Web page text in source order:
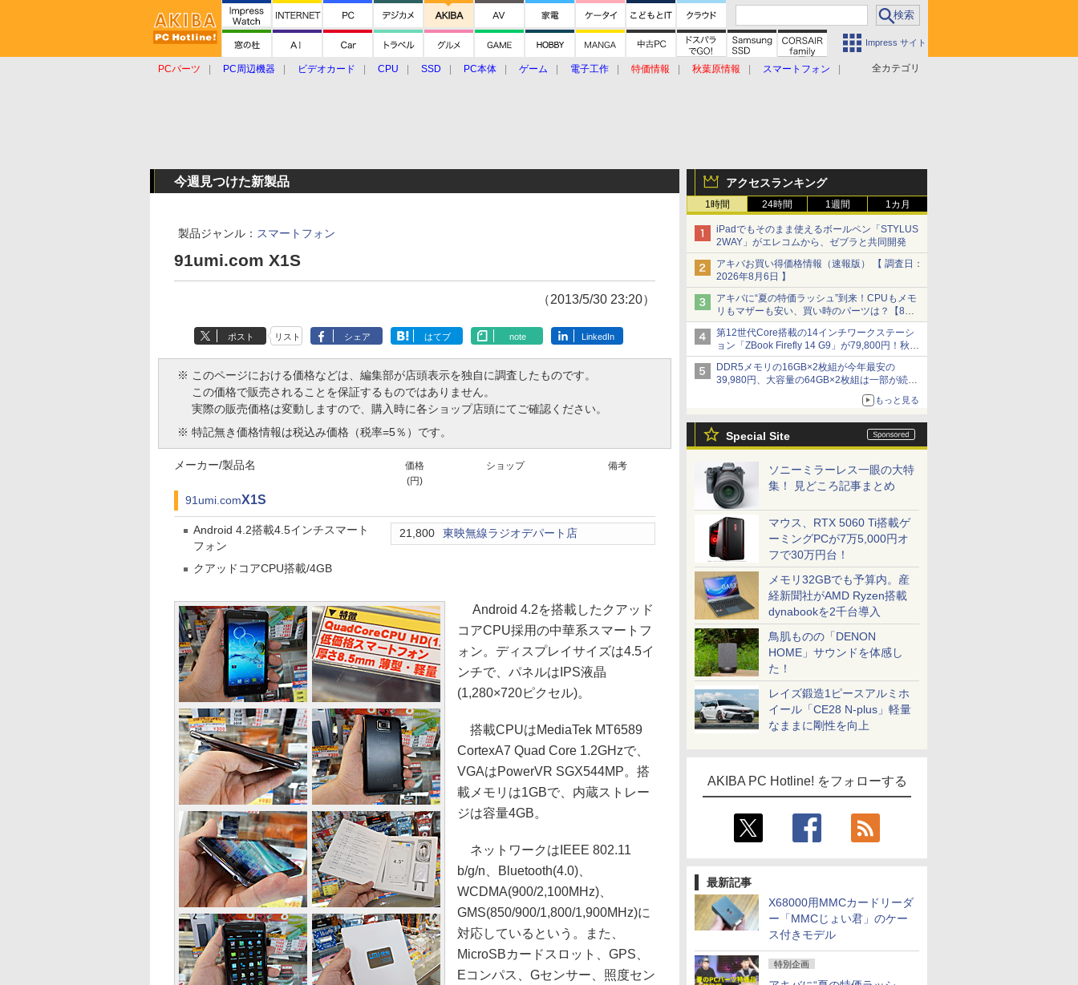
Impress サイト
全カテゴリ
PCパーツ PC周辺機器 ビデオカード CPU SSD PC本体 ゲーム 電子工作 特価情報 秋葉原情報
スマートフォン
アクセスランキング
1時間 24時間 1週間 1カ月
iPadでもそのまま使えるボールペン「STYLUS
2WAY」がエレコムから、ゼブラと共同開発
アキバお買い得価格情報（速報版） 【 調査日：
2026年8月6日 】
アキバに“夏の特価ラッシュ”到来！CPUもメモ
リもマザーも安い、買い時のパーツは？【8月7
日(金)22時配信】
第12世代Core搭載の14インチワークステーシ
ョン「ZBook Firefly 14 G9」が79,800円！秋葉
原で中古PCセール
DDR5メモリの16GB×2枚組が今年最安の
39,980円、大容量の64GB×2枚組は一部が続騰
もっと見る
Special Site
ソニーミラーレス一眼の大特
集！ 見どころ記事まとめ
マウス、RTX 5060 Ti搭載ゲ
ーミングPCが7万5,000円オ
フで30万円台！
メモリ32GBでも予算内。産
経新聞社がAMD Ryzen搭載
dynabookを2千台導入
鳥肌ものの「DENON
HOME」サウンドを体感し
た！
レイズ鍛造1ピースアルミホ
イール「CE28 N-plus」軽量
なままに剛性を向上
AKIBA PC Hotline! をフォローする
最新記事
X68000用MMCカードリーダ
ー「MMCじょい君」のケー
ス付きモデル
特別企画
今週見つけた新製品
製品ジャンル： スマートフォン
91umi.com X1S
（2013/5/30 23:20）
ポスト リスト シェア はてブ note LinkedIn
※ このページにおける価格などは、編集部が店頭表示を独自に調査したものです。
この価格で販売されることを保証するものではありません。
実際の販売価格は変動しますので、購入時に各ショップ店頭にてご確認ください。
※ 特記無き価格情報は税込み価格（税率=5％）です。
価格
(円)
ショップ 備考
メーカー/製品名
91umi.comX1S
Android 4.2搭載4.5インチスマート
フォン
クアッドコアCPU搭載/4GB
21,800 東映無線ラジオデパート店
Android 4.2を搭載したクアッド
コアCPU採用の中華系スマートフ
ォン。ディスプレイサイズは4.5イ
ンチで、パネルはIPS液晶
(1,280×720ピクセル)。
搭載CPUはMediaTek MT6589
CortexA7 Quad Core 1.2GHzで、
VGAはPowerVR SGX544MP。搭
載メモリは1GBで、内蔵ストレー
ジは容量4GB。
ネットワークはIEEE 802.11
b/g/n、Bluetooth(4.0)、
WCDMA(900/2,100MHz)、
GMS(850/900/1,800/1,900MHz)に
対応しているという。また、
MicroSBカードスロット、GPS、
Eコンパス、Gセンサー、照度セン